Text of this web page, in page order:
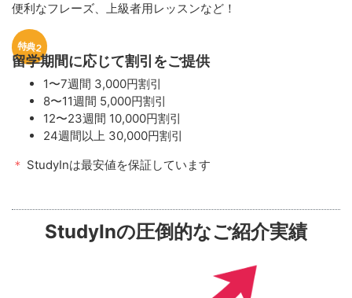
便利なフレーズ、上級者用レッスンなど！
特典2
留学期間に応じて割引をご提供
1〜7週間 3,000円割引
8〜11週間 5,000円割引
12〜23週間 10,000円割引
24週間以上 30,000円割引
＊ StudyInは最安値を保証しています
StudyInの圧倒的なご紹介実績